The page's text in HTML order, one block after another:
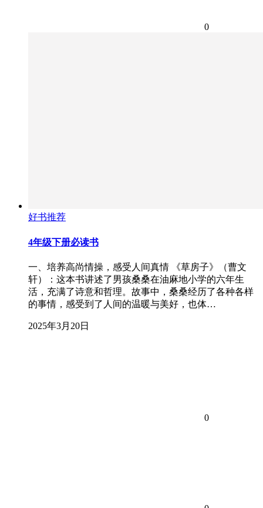
0
好书推荐
4年级下册必读书
一、培养高尚情操，感受人间真情 《草房子》（曹文
轩）：这本书讲述了男孩桑桑在油麻地小学的六年生
活，充满了诗意和哲理。故事中，桑桑经历了各种各样
的事情，感受到了人间的温暖与美好，也体…
2025年3月20日
0